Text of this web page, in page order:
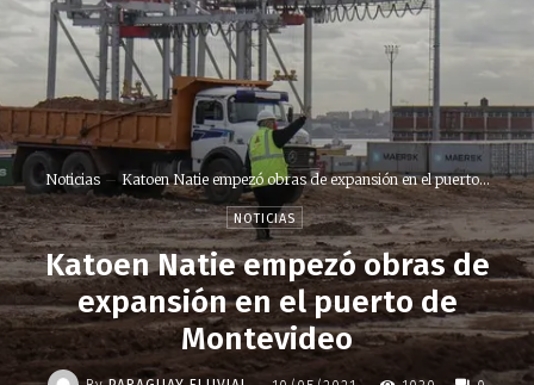
Noticias Katoen Natie empezó obras de expansión en el puerto...
NOTICIAS
Katoen Natie empezó obras de
expansión en el puerto de
Montevideo